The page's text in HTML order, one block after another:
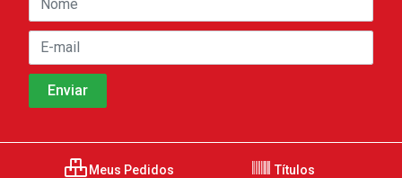
Meus Pedidos Títulos